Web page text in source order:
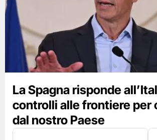
La Spagna risponde
controlli alle frontiere per
dal nostro Paese